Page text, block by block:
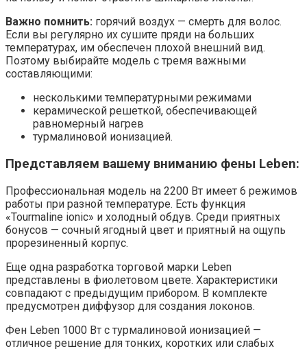
Важно помнить: горячий воздух — смерть для волос.
Если вы регулярно их сушите пряди на больших
температурах, им обеспечен плохой внешний вид.
Поэтому выбирайте модель с тремя важными
составляющими:
несколькими температурными режимами
керамической решеткой, обеспечивающей
равномерный нагрев
турмалиновой ионизацией.
Представляем вашему вниманию фены Leben:
Профессиональная модель на 2200 Вт имеет 6 режимов
работы при разной температуре. Есть функция
«Tourmaline ionic» и холодный обдув. Среди приятных
бонусов — сочный ягодный цвет и приятный на ощупь
прорезиненный корпус.
Еще одна разработка торговой марки Leben
представлены в фиолетовом цвете. Характеристики
совпадают с предыдущим прибором. В комплекте
предусмотрен диффузор для создания локонов.
Фен Leben 1000 Вт с турмалиновой ионизацией —
отличное решение для тонких, коротких или слабых